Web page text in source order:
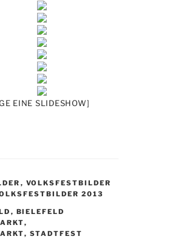
EINE SLIDESHOW]
, VOLKSFESTBILDER
2013
, BIELEFELD
,
, STADTFEST